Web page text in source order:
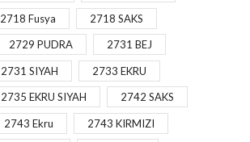
2718 Fusya 2718 SAKS
2729 PUDRA 2731 BEJ
2731 SIYAH 2733 EKRU
2735 EKRU SIYAH 2742 SAKS
2743 Ekru 2743 KIRMIZI